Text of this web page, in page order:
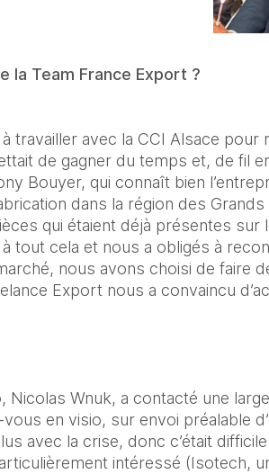
la Team France Export ?
travailler avec la CCI Alsace pour
de gagner du temps et, de fil
Bouyer, qui connaît bien
dans la région des
qui étaient déjà présentes sur
tout cela et nous a obligés à
nous avons choisi de faire
Export nous a convaincu
Nicolas Wnuk, a contacté une
en visio, sur envoi préalable
avec la crise, donc c’était
intéressé (Isotech,